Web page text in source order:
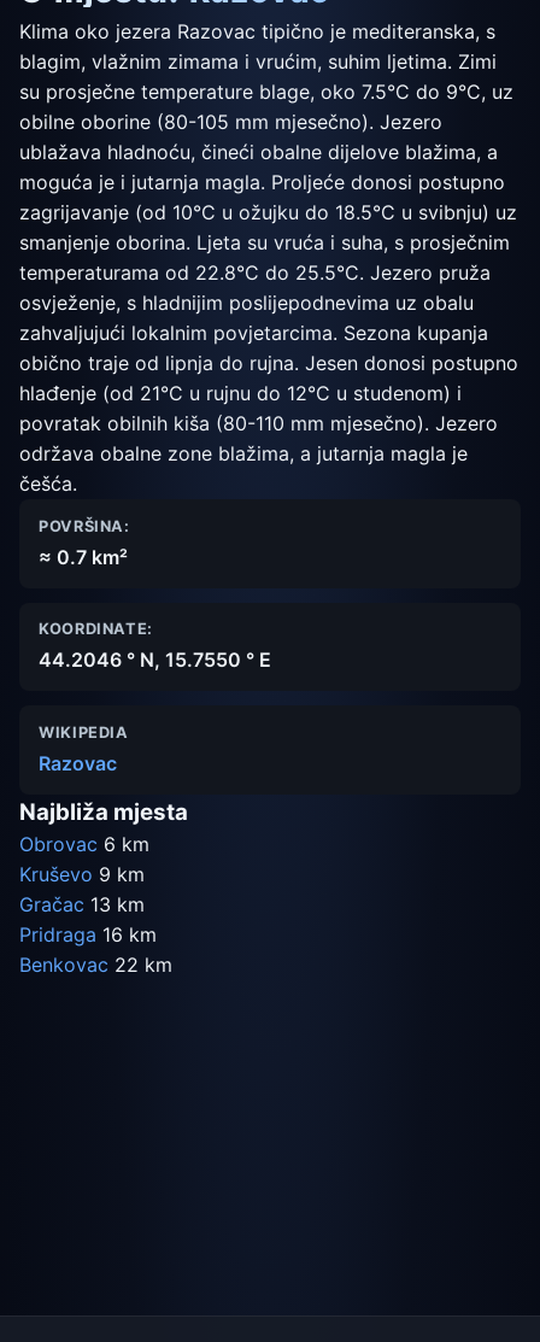
Klima oko jezera Razovac tipično je mediteranska, s
blagim, vlažnim zimama i vrućim, suhim ljetima. Zimi
su prosječne temperature blage, oko 7.5°C do 9°C, uz
obilne oborine (80-105 mm mjesečno). Jezero
ublažava hladnoću, čineći obalne dijelove blažima, a
moguća je i jutarnja magla. Proljeće donosi postupno
zagrijavanje (od 10°C u ožujku do 18.5°C u svibnju) uz
smanjenje oborina. Ljeta su vruća i suha, s prosječnim
temperaturama od 22.8°C do 25.5°C. Jezero pruža
osvježenje, s hladnijim poslijepodnevima uz obalu
zahvaljujući lokalnim povjetarcima. Sezona kupanja
obično traje od lipnja do rujna. Jesen donosi postupno
hlađenje (od 21°C u rujnu do 12°C u studenom) i
povratak obilnih kiša (80-110 mm mjesečno). Jezero
održava obalne zone blažima, a jutarnja magla je
češća.
POVRŠINA:
≈ 0.7 km²
KOORDINATE:
44.2046 ° N, 15.7550 ° E
WIKIPEDIA
Razovac
Najbliža mjesta
Obrovac 6 km
Kruševo 9 km
Gračac 13 km
Pridraga 16 km
Benkovac 22 km